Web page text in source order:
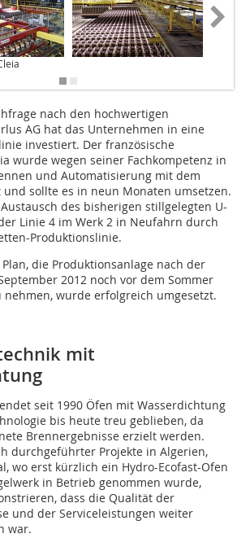
nach den hochwertigen
AG hat das Unternehmen in eine
investiert. Der französische
wurde wegen seiner Fachkompetenz in
und Automatisierung mit dem
sollte es in neun Monaten umsetzen.
des bisherigen stillgelegten U-
Linie 4 im Werk 2 in Neufahrn durch
Produktionslinie.
die Produktionsanlage nach der
2012 noch vor dem Sommer
nehmen, wurde erfolgreich umgesetzt.
mit
seit 1990 Öfen mit Wasserdichtung
bis heute treu geblieben, da
Brennergebnisse erzielt werden.
durchgeführter Projekte in Algerien,
wo erst kürzlich ein Hydro-Ecofast-Ofen
in Betrieb genommen wurde,
dass die Qualität der
und der Serviceleistungen weiter
war.